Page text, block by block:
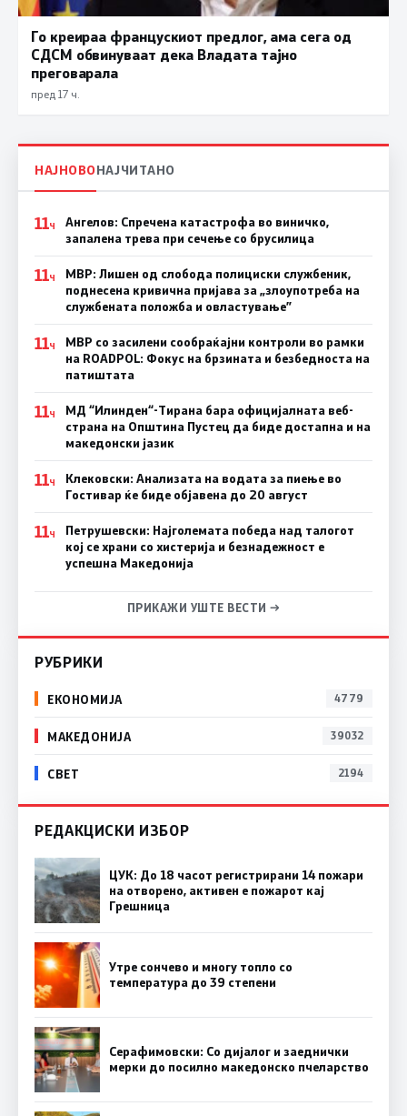
Го креираа францускиот предлог, ама сега од
СДСМ обвинуваат дека Владата тајно
преговарала
пред 17 ч.
НАЈНОВОНАЈЧИТАНО
11Ч
Ангелов: Спречена катастрофа во виничко,
запалена трева при сечење со брусилица
11Ч
МВР: Лишен од слобода полициски службеник,
поднесена кривична пријава за „злоупотреба на
службената положба и овластување”
11Ч
МВР со засилени сообраќајни контроли во рамки
на ROADPOL: Фокус на брзината и безбедноста на
патиштата
11Ч
МД “Илинден“-Тирана бара официјалната веб-
страна на Општина Пустец да биде достапна и на
македонски јазик
11Ч
Клековски: Анализата на водата за пиење во
Гостивар ќе биде објавена до 20 август
11Ч
Петрушевски: Најголемата победа над талогот
кој се храни со хистерија и безнадежност е
успешна Македонија
ПРИКАЖИ УШТЕ ВЕСТИ →
РУБРИКИ
ЕКОНОМИЈА 4779
МАКЕДОНИЈА 39032
СВЕТ 2194
РЕДАКЦИСКИ ИЗБОР
ЦУК: До 18 часот регистрирани 14 пожари
на отворено, активен е пожарот кај
Грешница
Утре сончево и многу топло со
температура до 39 степени
Серафимовски: Со дијалог и заеднички
мерки до посилно македонско пчеларство